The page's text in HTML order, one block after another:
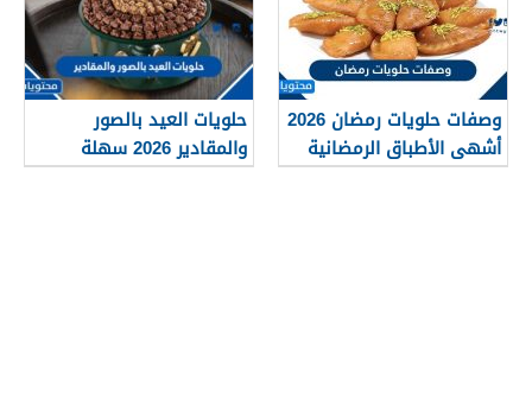
وصفات حلويات رمضان 2026
أشهى الأطباق الرمضانية
السهلة والمميزة
حلويات العيد بالصور
والمقادير 2026 سهلة
التحضير